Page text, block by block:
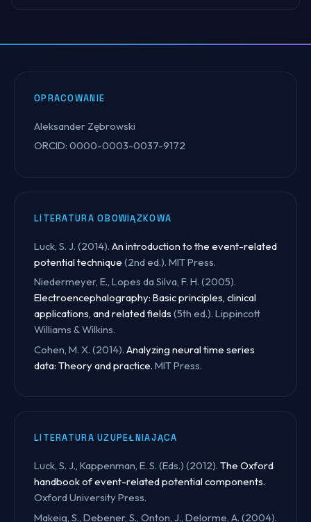
OPRACOWANIE
Aleksander Zębrowski
ORCID: 0000-0003-0037-9172
LITERATURA OBOWIĄZKOWA
Luck, S. J. (2014). An introduction to the event-related
potential technique (2nd ed.). MIT Press.
Niedermeyer, E., Lopes da Silva, F. H. (2005).
Electroencephalography: Basic principles, clinical
applications, and related fields (5th ed.). Lippincott
Williams & Wilkins.
Cohen, M. X. (2014). Analyzing neural time series
data: Theory and practice. MIT Press.
LITERATURA UZUPEŁNIAJĄCA
Luck, S. J., Kappenman, E. S. (Eds.) (2012). The Oxford
handbook of event-related potential components.
Oxford University Press.
Makeig, S., Debener, S., Onton, J., Delorme, A. (2004).